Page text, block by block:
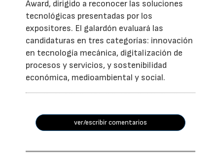
Award, dirigido a reconocer las soluciones
tecnológicas presentadas por los
expositores. El galardón evaluará las
candidaturas en tres categorías: innovación
en tecnología mecánica, digitalización de
procesos y servicios, y sostenibilidad
económica, medioambiental y social.
ver/escribir comentarios